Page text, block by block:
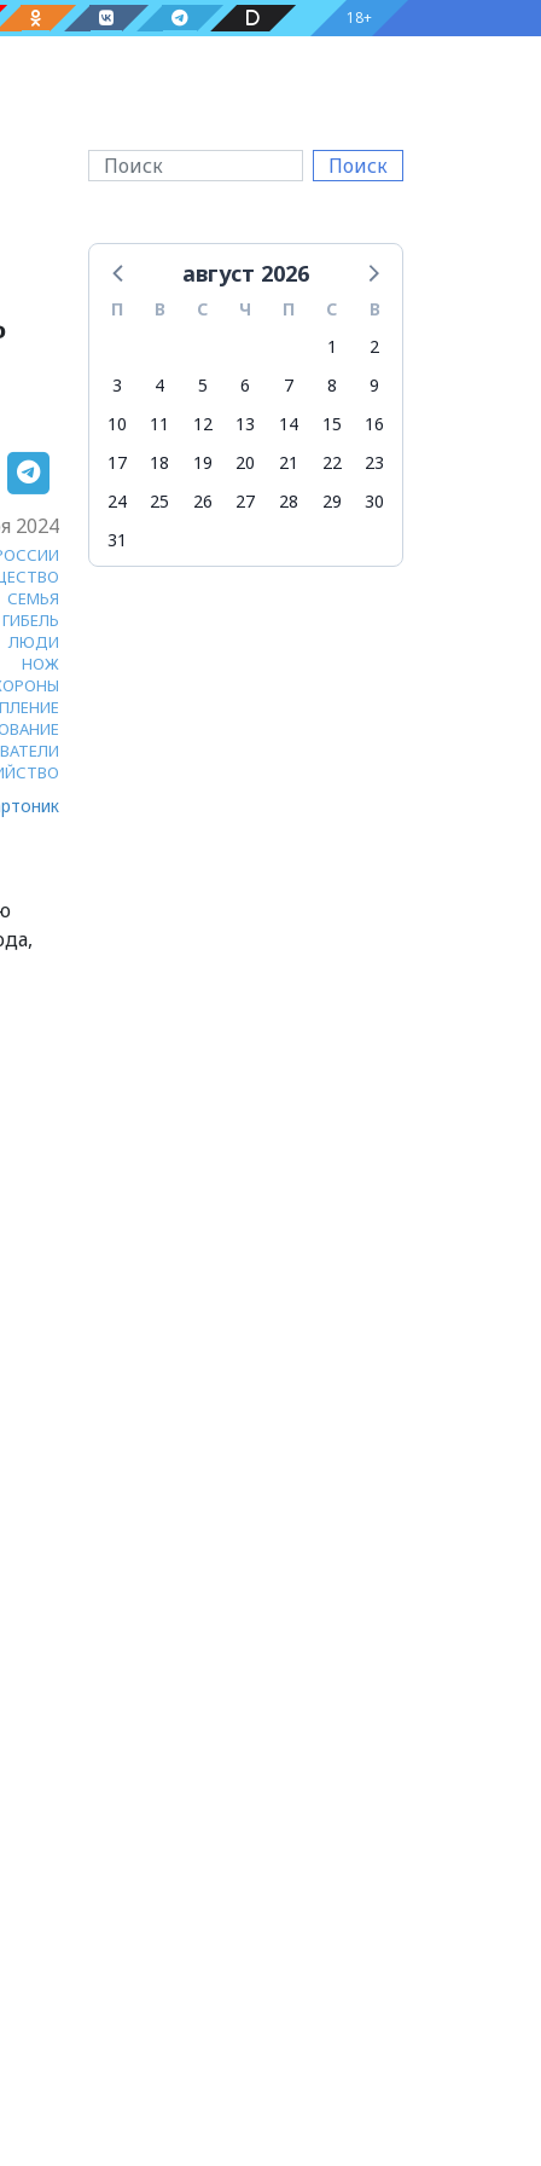
18+
Поиск
2024
СЕМЬЯ
ГИБЕЛЬ
ЛЮДИ
НОЖ
август 2026
П В С Ч П С
В
1
2
3
4 5 6 7 8
9
10
11 12 13 14 15
16
17
18 19 20 21 22
23
24
25 26 27 28 29
30
31